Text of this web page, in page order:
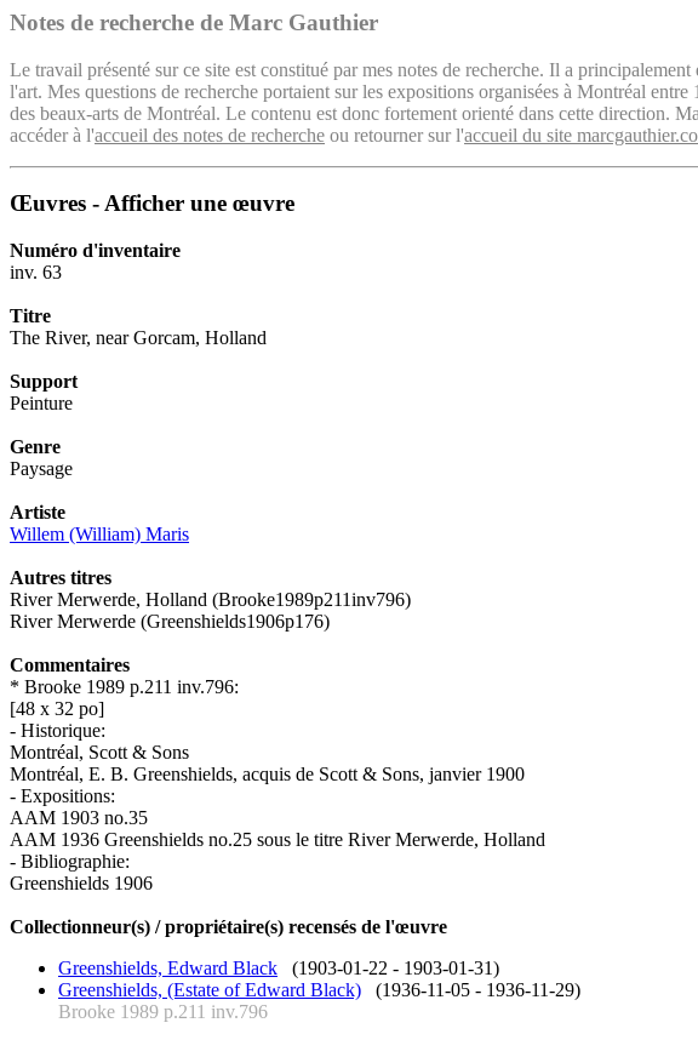
Notes de recherche de Marc Gauthier
Le travail présenté sur ce site est constitué par mes notes de recherche. Il a
l'art. Mes questions de recherche portaient sur les expositions organisées à Montréal
des beaux-arts de Montréal. Le contenu est donc fortement orienté dans cette direction.
accéder à l'accueil des notes de recherche ou retourner sur l'accueil du site
Œuvres - Afficher une œuvre
Numéro d'inventaire
inv. 63
Titre
The River, near Gorcam, Holland
Support
Peinture
Genre
Paysage
Artiste
Willem (William) Maris
Autres titres
River Merwerde, Holland (Brooke1989p211inv796)
River Merwerde (Greenshields1906p176)
Commentaires
* Brooke 1989 p.211 inv.796:
[48 x 32 po]
- Historique:
Montréal, Scott & Sons
Montréal, E. B. Greenshields, acquis de Scott & Sons, janvier 1900
- Expositions:
AAM 1903 no.35
AAM 1936 Greenshields no.25 sous le titre River Merwerde, Holland
- Bibliographie:
Greenshields 1906
Collectionneur(s) / propriétaire(s) recensés de l'œuvre
Greenshields, Edward Black (1903-01-22 - 1903-01-31)
Greenshields, (Estate of Edward Black) (1936-11-05 - 1936-11-29)
Brooke 1989 p.211 inv.796